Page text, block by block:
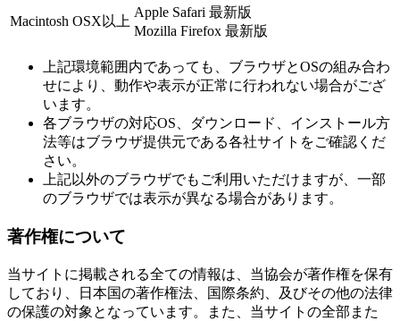
Macintosh OSX以上
Apple Safari 最新版
Mozilla Firefox 最新版
上記環境範囲内であっても、ブラウザとOSの組み合わ
せにより、動作や表示が正常に行われない場合がござ
います。
各ブラウザの対応OS、ダウンロード、インストール方
法等はブラウザ提供元である各社サイトをご確認くだ
さい。
上記以外のブラウザでもご利用いただけますが、一部
のブラウザでは表示が異なる場合があります。
著作権について
当サイトに掲載される全ての情報は、当協会が著作権を保有
しており、日本国の著作権法、国際条約、及びその他の法律
の保護の対象となっています。また、当サイトの全部また